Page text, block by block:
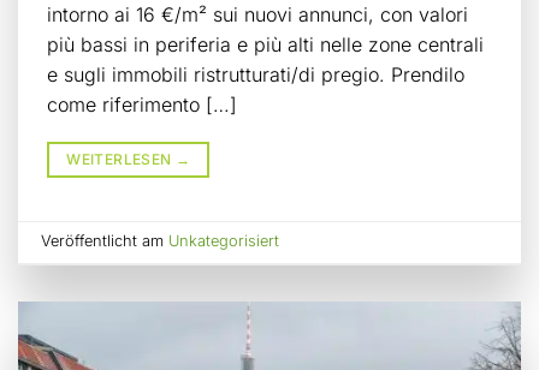
intorno ai 16 €/m² sui nuovi annunci, con valori
più bassi in periferia e più alti nelle zone centrali
e sugli immobili ristrutturati/di pregio. Prendilo
come riferimento […]
WEITERLESEN →
Veröffentlicht am Unkategorisiert